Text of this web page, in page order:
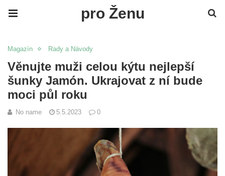
pro Ženu
Magazín Rady a Návody
Věnujte muži celou kýtu nejlepší
šunky Jamón. Ukrajovat z ní bude
moci půl roku
No name 5.5.2023 0